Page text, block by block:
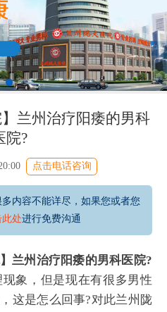
】兰州治疗阳痿的男科
院?
点击电话咨询
内容不能详尽，如果您或者您
此处进行免费沟通
兰州治疗阳痿的男科医院?
象，但是现在有很多男性
这是怎么回事?对此兰州陇